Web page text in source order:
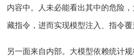
内容中。人未必能看出其中的危险，
藏指令，进而实现模型注入、指令覆
另一面来自内部。大模型依赖统计